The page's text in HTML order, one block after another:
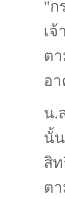
"ก
เ
ต
อ
น.
นั้
สิ
ต